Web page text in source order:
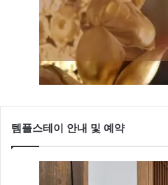
템플스테이 안내 및 예약